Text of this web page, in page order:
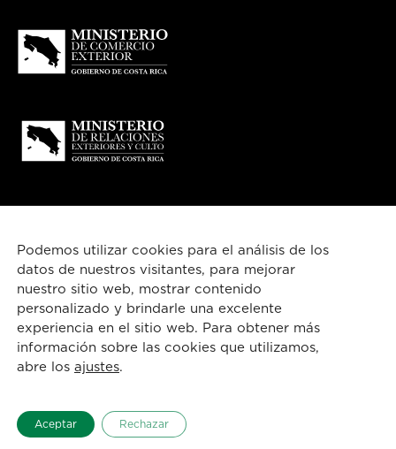
Podemos utilizar cookies para el análisis de los
datos de nuestros visitantes, para mejorar
nuestro sitio web, mostrar contenido
personalizado y brindarle una excelente
experiencia en el sitio web. Para obtener más
información sobre las cookies que utilizamos,
abre los ajustes.
Aceptar Rechazar